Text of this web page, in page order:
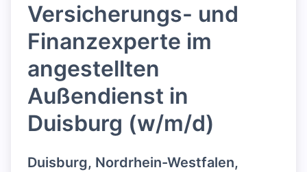
Versicherungs- und
Finanzexperte im
angestellten
Außendienst in
Duisburg (w/m/d)
Duisburg, Nordrhein-Westfalen,